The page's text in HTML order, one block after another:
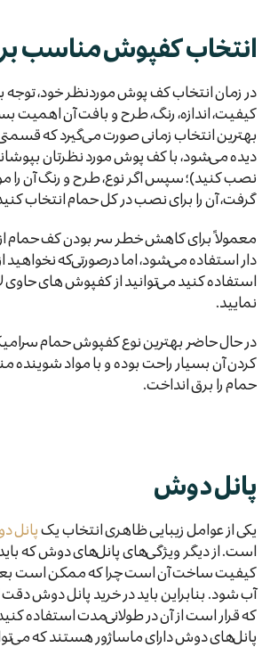
انتخاب کفپوش مناسب
در زمان انتخاب کف پوش موردنظر خود، توجه
کیفیت، اندازه، رنگ، طرح و بافت آن اهمیت
بهترین انتخاب زمانی صورت می‌گیرد که قسمتی
دیده می‌شود، با کف پوش مورد نظرتان
نصب کنید)؛ سپس اگر نوع، طرح و رنگ آن را
گرفت، آن را برای نصب در کل حمام انتخاب
معمولاً برای کاهش خطر سر بودن کف حمام
دار استفاده می‌شود، اما درصورتی‌که نخواهید
استفاده کنید می‌توانید از کفپوش های
نمایید.
در حال حاضر بهترین نوع کفپوش حمام
کردن آن بسیار راحت بوده و با مواد
حمام را برق انداخت.
پانل دوش
یکی از عوامل زیبایی ظاهری انتخاب یکپانل
است. از دیگر ویژگی‌های پانل‌های دوش که
کیفیت ساخت آن است چرا که ممکن است بعد
آب شود. بنابراین باید در خرید پانل دوش دقت
که قرار است از آن در طولانی‌مدت استفاده
پانل‌های دوش دارای ماساژور هستند که